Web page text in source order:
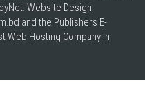
Website Design,
and the Publishers E-
Web Hosting Company in